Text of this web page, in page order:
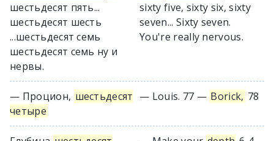
шестьдесят пять...
шестьдесят шесть
...шестьдесят семь
шестьдесят семь ну и
нервы.
sixty five, sixty six, sixty
seven... Sixty seven.
You're really nervous.
— Процион, шестьдесят
четыре
— Louis. 77 — Borick, 78